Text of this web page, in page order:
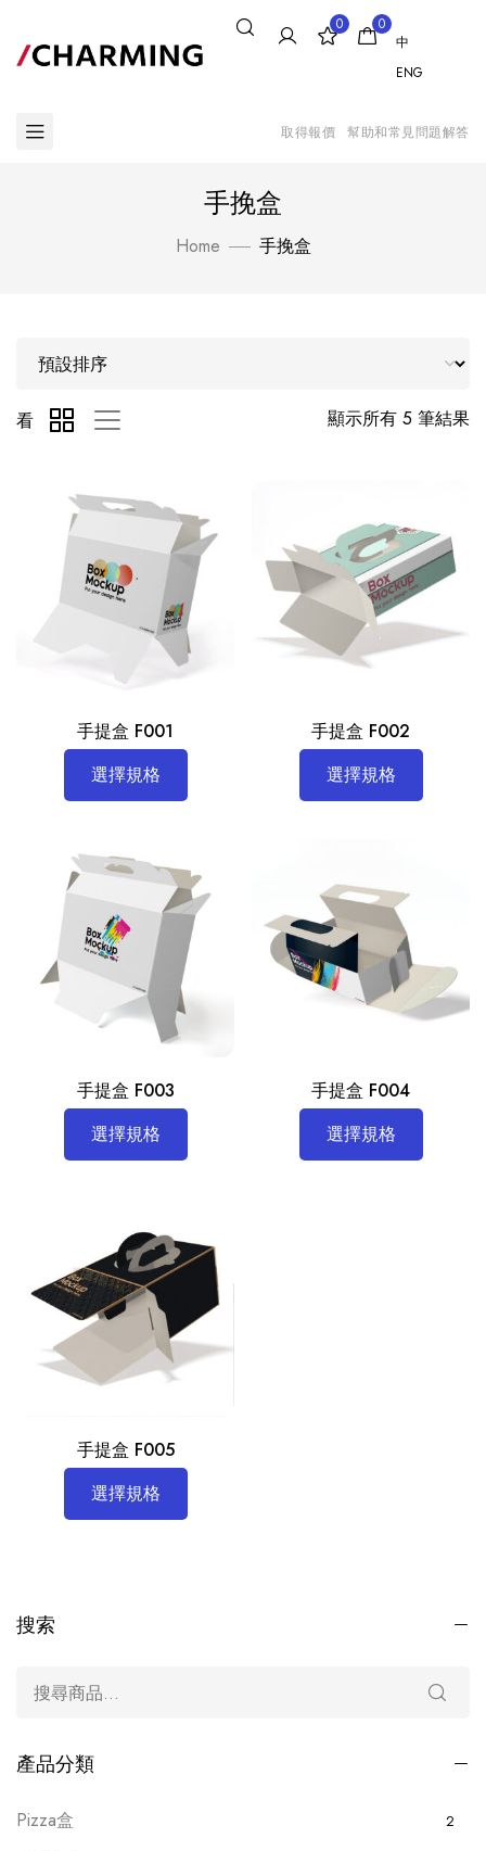
0
0
中
ENG
取得報價 幫助和常見問題解答
手挽盒
Home 手挽盒
顯示所有 5 筆結果
看
手提盒 F001
選擇規格
手提盒 F002
選擇規格
手提盒 F003
選擇規格
手提盒 F004
選擇規格
手提盒 F005
選擇規格
搜索
產品分類
Pizza盒 2